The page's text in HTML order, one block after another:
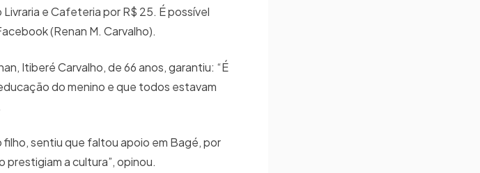
e Cafeteria por R$ 25. É possível
(Renan M. Carvalho).
Itiberé Carvalho, de 66 anos, garantiu: “É
do menino e que todos estavam
sentiu que faltou apoio em Bagé, por
a cultura”, opinou.